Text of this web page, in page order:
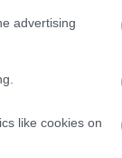
advertising
like cookies on